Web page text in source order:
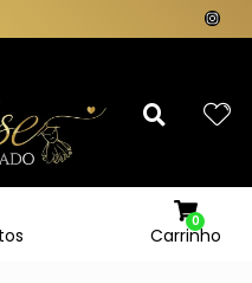
Carrinho
0